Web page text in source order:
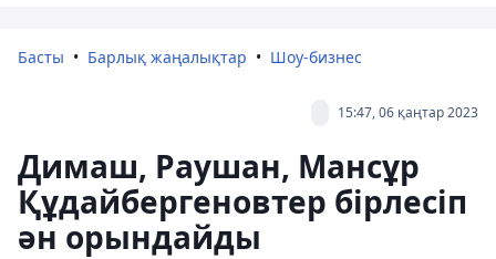
Басты Барлық жаңалықтар Шоу-бизнес
15:47, 06 қаңтар 2023
Димаш, Раушан, Мансұр
Құдайбергеновтер бірлесіп
ән орындайды